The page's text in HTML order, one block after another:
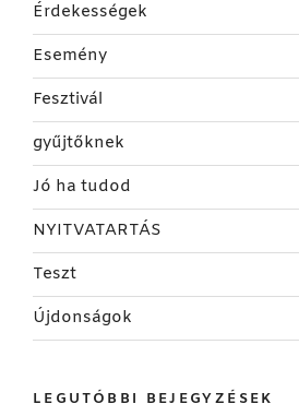
Érdekességek
Esemény
Fesztivál
gyűjtőknek
Jó ha tudod
NYITVATARTÁS
Teszt
Újdonságok
LEGUTÓBBI BEJEGYZÉSEK